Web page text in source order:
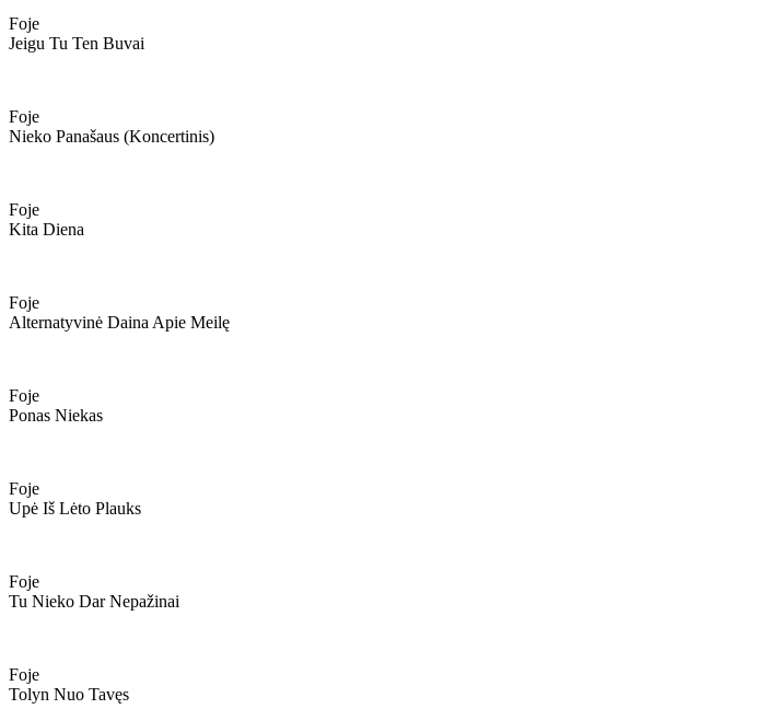
Foje
Jeigu Tu Ten Buvai
Foje
Nieko Panašaus (koncertinis)
Foje
Kita Diena
Foje
Alternatyvinė Daina Apie Meilę
Foje
Ponas Niekas
Foje
Upė Iš Lėto Plauks
Foje
Tu Nieko Dar Nepažinai
Foje
Tolyn Nuo Tavęs